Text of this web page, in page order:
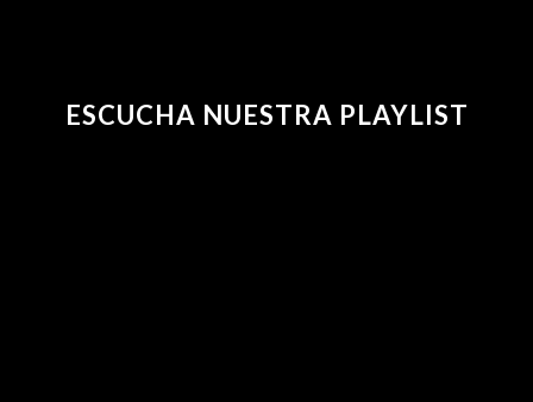
ESCUCHA NUESTRA PLAYLIST